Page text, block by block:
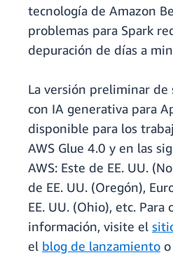
tecnología de Amazon
problemas para Spark
depuración de días a
La versión preliminar
con IA generativa para
disponible para los
AWS Glue 4.0 y en las
AWS: Este de EE. UU.
de EE. UU. (Oregón),
EE. UU. (Ohio), etc. Para
información, visite el
el blog de lanzamiento